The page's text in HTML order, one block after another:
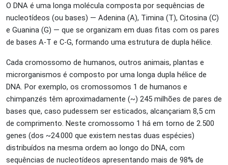
O DNA é uma longa molécula composta por sequências de
nucleotídeos (ou bases) — Adenina (A), Timina (T), Citosina (C)
e Guanina (G) — que se organizam em duas fitas com os pares
de bases A-T e C-G, formando uma estrutura de dupla hélice.
Cada cromossomo de humanos, outros animais, plantas e
microrganismos é composto por uma longa dupla hélice de
DNA. Por exemplo, os cromossomos 1 de humanos e
chimpanzés têm aproximadamente (~) 245 milhões de pares de
bases que, caso pudessem ser esticados, alcançariam 8,5 cm
de comprimento. Neste cromossomo 1 há em torno de 2.500
genes (dos ~24.000 que existem nestas duas espécies)
distribuídos na mesma ordem ao longo do DNA, com
sequências de nucleotídeos apresentando mais de 98% de